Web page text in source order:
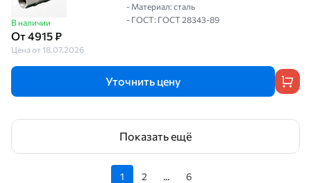
В наличии
От 4915 ₽
Цена от 18.07.2026
- Материал: сталь
- ГОСТ: ГОСТ 28343-89
Уточнить цену
Показать ещё
1 2 ... 6